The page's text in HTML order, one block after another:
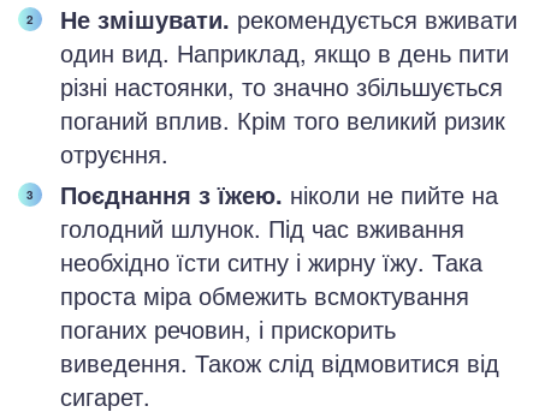
Не змішувати. рекомендується вживати
один вид. Наприклад, якщо в день пити
різні настоянки, то значно збільшується
поганий вплив. Крім того великий ризик
отруєння.
Поєднання з їжею. ніколи не пийте на
голодний шлунок. Під час вживання
необхідно їсти ситну і жирну їжу. Така
проста міра обмежить всмоктування
поганих речовин, і прискорить
виведення. Також слід відмовитися від
сигарет.